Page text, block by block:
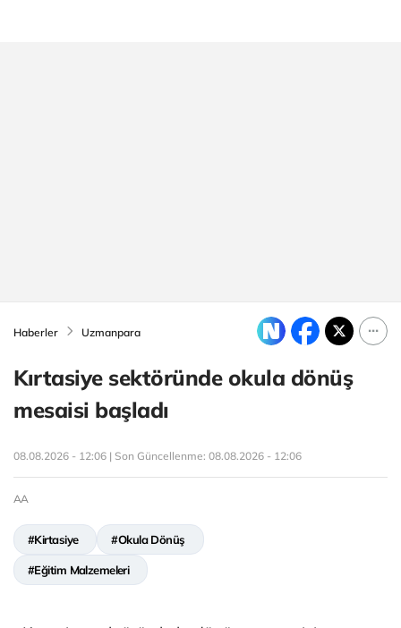
Haberler Uzmanpara
Kırtasiye sektöründe okula dönüş
mesaisi başladı
08.08.2026 - 12:06 | Son Güncellenme: 08.08.2026 - 12:06
AA
#Kirtasiye #Okula Dönüş
#Eğitim Malzemeleri